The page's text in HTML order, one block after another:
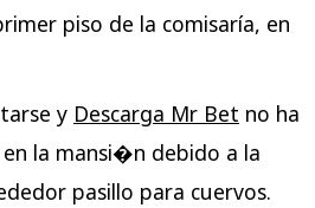
piso de la comisaría, en
y Descarga Mr Bet no ha
la mansi�n debido a la
pasillo para cuervos.